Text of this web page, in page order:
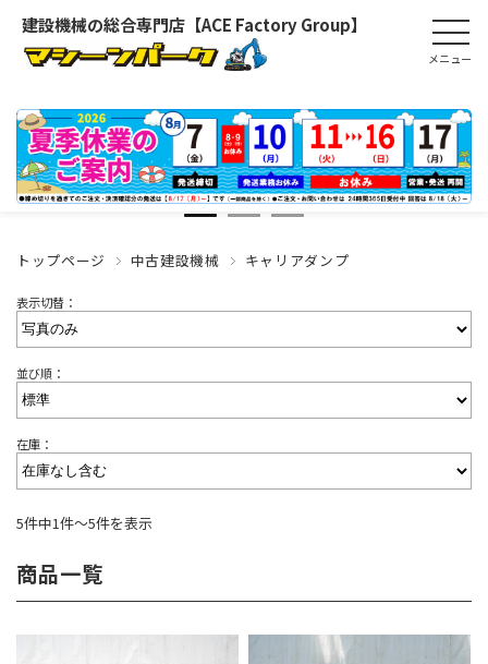
建設機械の総合専門店【ACE Factory Group】
トップページ 中古建設機械 キャリアダンプ
表示切替：
並び順：
在庫：
5件中1件～5件を表示
商品一覧